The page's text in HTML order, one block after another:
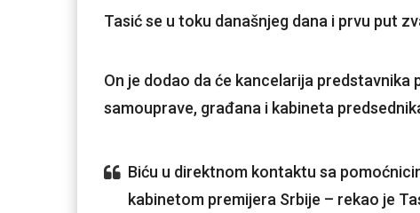
Tasić se u toku današnjeg dana i prvu put
On je dodao da će kancelarija
samouprave, građana i kabineta
Biću u direktnom kontaktu sa
kabinetom premijera Srbije – rekao je